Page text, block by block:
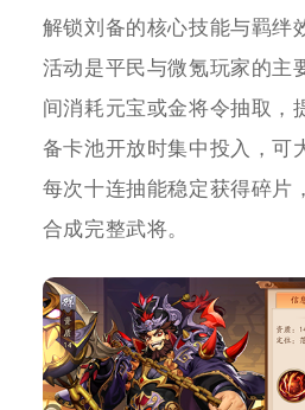
解锁刘备的核心技能与羁绊
活动是平民与微氪玩家的主
间消耗元宝或金将令抽取，
备卡池开放时集中投入，可
每次十连抽能稳定获得碎片
合成完整武将。